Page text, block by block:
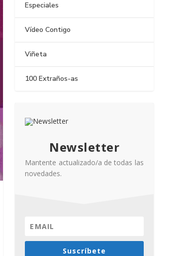
Especiales
Vídeo Contigo
Viñeta
100 Extraños-as
Newsletter
Mantente actualizado/a de todas las
novedades.
Suscríbete